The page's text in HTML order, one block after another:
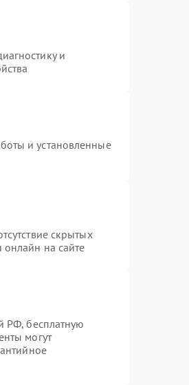
и
и установленные
скрытых
онлайн на сайте
РФ, бесплатную
могут